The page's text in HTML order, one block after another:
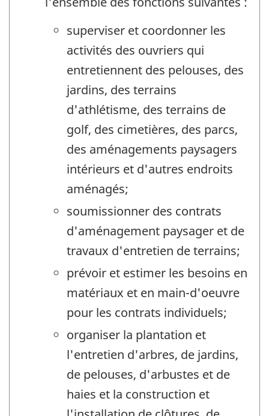
superviser et coordonner les
activités des ouvriers qui
entretiennent des pelouses, des
jardins, des terrains
d'athlétisme, des terrains de
golf, des cimetières, des parcs,
des aménagements paysagers
intérieurs et d'autres endroits
aménagés;
soumissionner des contrats
d'aménagement paysager et de
travaux d'entretien de terrains;
prévoir et estimer les besoins en
matériaux et en main-d'oeuvre
pour les contrats individuels;
organiser la plantation et
l'entretien d'arbres, de jardins,
de pelouses, d'arbustes et de
haies et la construction et